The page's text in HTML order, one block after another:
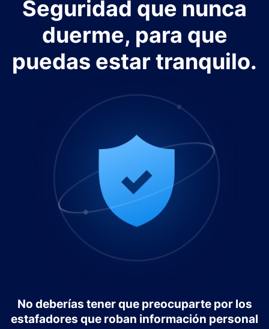
Seguridad que nunca
duerme, para que
puedas estar tranquilo.
No deberías tener que preocuparte por los
estafadores que roban información personal